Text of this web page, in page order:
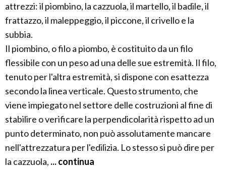
attrezzi: il piombino, la cazzuola, il martello, il badile, il
frattazzo, il maleppeggio, il piccone, il crivello e la
subbia.
Il piombino, o filo a piombo, è costituito da un filo
flessibile con un peso ad una delle sue estremità. Il filo,
tenuto per l'altra estremità, si dispone con esattezza
secondo la linea verticale. Questo strumento, che
viene impiegato nel settore delle costruzioni al fine di
stabilire o verificare la perpendicolarità rispetto ad un
punto determinato, non può assolutamente mancare
nell'attrezzatura per l'edilizia. Lo stesso si può dire per
la cazzuola, ... continua